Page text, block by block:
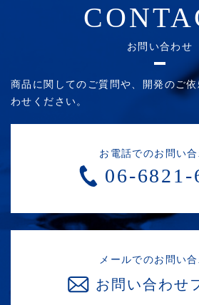
お問い合わせ
商品に関してのご質問や、開発のご
わせください。
お電話でのお問い
06-6821-
メールでのお問い
お問い合わせ